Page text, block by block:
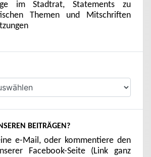
im Stadtrat, Statements zu
Themen und Mitschriften
BEITRÄGEN?
e-Mail, oder kommentiere den
Facebook-Seite (Link ganz